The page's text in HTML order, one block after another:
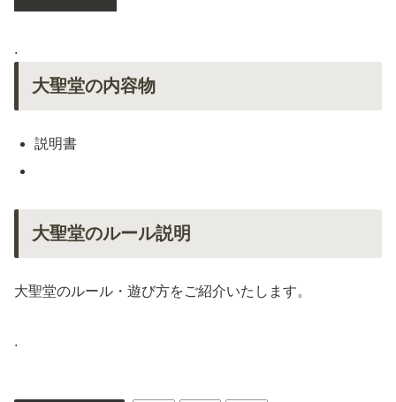
.
大聖堂の内容物
説明書
大聖堂のルール説明
大聖堂のルール・遊び方をご紹介いたします。
.